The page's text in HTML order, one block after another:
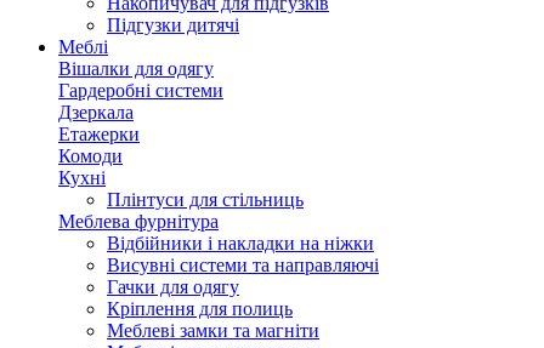
Підгузки дитячі
Меблі
Вішалки для одягу
Гардеробні системи
Дзеркала
Етажерки
Комоди
Кухні
Плінтуси для стільниць
Меблева фурнітура
Відбійники і накладки на ніжки
Висувні системи та направляючі
Гачки для одягу
Кріплення для полиць
Меблеві замки та магніти